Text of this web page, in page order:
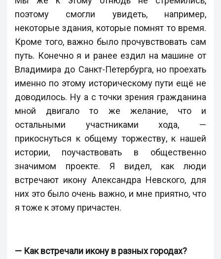
поэтому смогли увидеть, например,
некоторые здания, которые помнят то время.
Кроме того, важно было прочувствовать сам
путь. Конечно я и ранее ездил на машине от
Владимира до Санкт-Петербурга, но проехать
именно по этому историческому пути ещё не
доводилось. Ну а с точки зрения гражданина
мной двигало то же желание, что и
остальными участниками хода, —
прикоснуться к общему торжеству, к нашей
истории, поучаствовать в общественно
значимом проекте. Я видел, как люди
встречают икону Александра Невского, для
них это было очень важно, и мне приятно, что
я тоже к этому причастен.
— Как встречали икону в разных городах?